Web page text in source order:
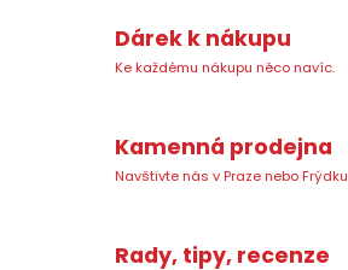
Dárek k nákupu
Ke každému nákupu něco navíc.
Kamenná prodejna
Navštivte nás v Praze nebo
Rady, tipy, recenze